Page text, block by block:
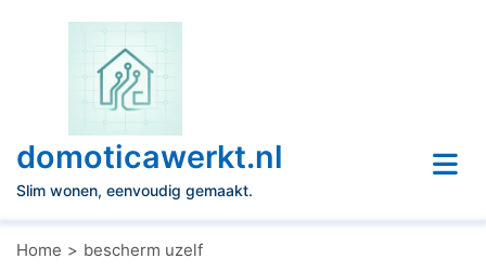
domoticawerkt.nl
Slim wonen, eenvoudig gemaakt.
Home bescherm uzelf